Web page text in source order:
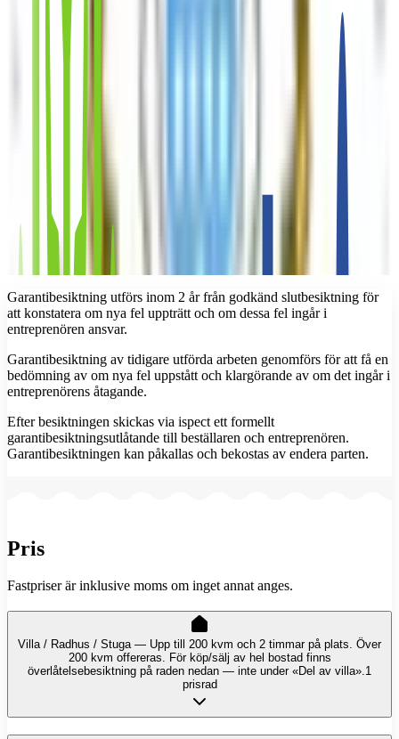
Garantibesiktning utförs inom 2 år från godkänd slutbesiktning för
att konstatera om nya fel uppträtt och om dessa fel ingår i
entreprenören ansvar.
Garantibesiktning av tidigare utförda arbeten genomförs för att få en
bedömning av om nya fel uppstått och klargörande av om det ingår i
entreprenörens åtagande.
Efter besiktningen skickas via ispect ett formellt
garantibesiktningsutlåtande till beställaren och entreprenören.
Garantibesiktningen kan påkallas och bekostas av endera parten.
Pris
Fastpriser är inklusive moms om inget annat anges.
Villa / Radhus / Stuga — Upp till 200 kvm och 2 timmar på plats. Över
200 kvm offereras. För köp/sälj av hel bostad finns
överlåtelsebesiktning på raden nedan — inte under «Del av villa».1
prisrad